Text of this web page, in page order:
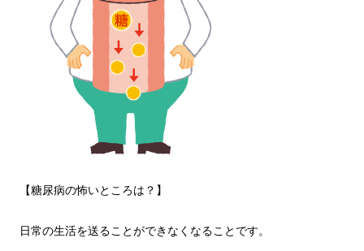
【糖尿病の怖いところは？】
日常の生活を送ることができなくなることです。